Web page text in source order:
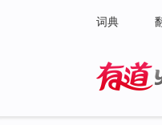
词典